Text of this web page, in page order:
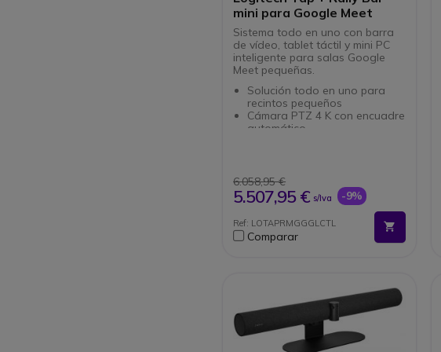
mini para Google Meet
Sistema todo en uno con barra
de vídeo, tablet táctil y mini PC
inteligente para salas Google
Meet pequeñas.
Solución todo en uno para
recintos pequeños
Cámara PTZ 4 K con encuadre
automático
Tablet táctil de 10'' con
tratamiento antideslumbrante
Ángulo de visualización de
Integración de calendario y
compartición de contenidos
Certificado y dedicado Google
Meet
6.058,95 €
5.507,95 € s/Iva -9%
Ref: LOTAPRMGGGLCTL
Comparar